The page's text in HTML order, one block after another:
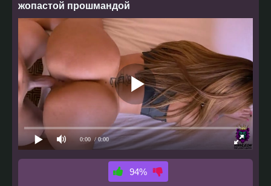
жопастой прошмандой
0:00 / 0:00
94%